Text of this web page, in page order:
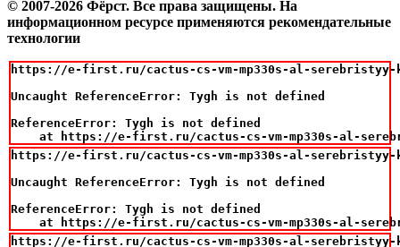
© 2007-2026 Фёрст. Все права защищены. На
информационном ресурсе применяются рекомендательные
технологии
https://e-first.ru/cactus-cs-vm-mp330s-al-serebristyy-
Uncaught ReferenceError: Tygh is not defined
ReferenceError: Tygh is not defined
at https://e-first.ru/cactus-cs-vm-mp330s-al-
https://e-first.ru/cactus-cs-vm-mp330s-al-serebristyy-
Uncaught ReferenceError: Tygh is not defined
ReferenceError: Tygh is not defined
at https://e-first.ru/cactus-cs-vm-mp330s-al-
https://e-first.ru/cactus-cs-vm-mp330s-al-serebristyy-